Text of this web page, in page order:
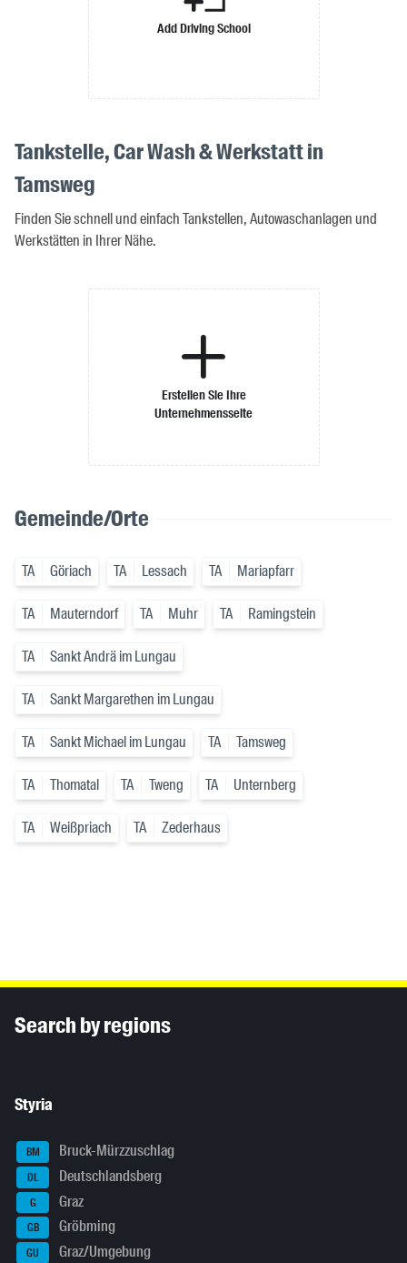
Add Driving School
Tankstelle, Car Wash & Werkstatt in
Tamsweg
Finden Sie schnell und einfach Tankstellen, Autowaschanlagen und
Werkstätten in Ihrer Nähe.
Erstellen Sie Ihre
Unternehmensseite
Gemeinde/Orte
TA Göriach TA Lessach TA Mariapfarr
TA Mauterndorf TA Muhr TA Ramingstein
TA Sankt Andrä im Lungau
TA Sankt Margarethen im Lungau
TA Sankt Michael im Lungau TA Tamsweg
TA Thomatal TA Tweng TA Unternberg
TA Weißpriach TA Zederhaus
Search by regions
Styria
BM Bruck-Mürzzuschlag
DL Deutschlandsberg
G Graz
GB Gröbming
GU Graz/Umgebung